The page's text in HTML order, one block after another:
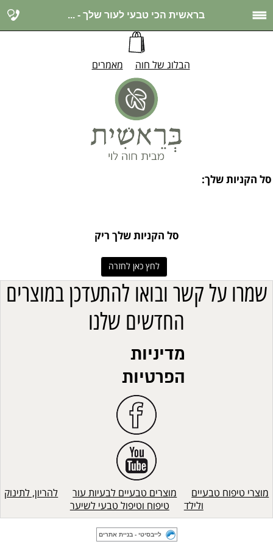
בראשית הכי טבעי לעור שלך - ...
הבלוג של חוה מאמרים
סל הקניות שלך:
סל הקניות שלך ריק
לחץ כאן לחזרה
שמרו על קשר ובואו להתעדכן במוצרים
החדשים שלנו
מוצרי טיפוח טבעיים מוצרים טבעיים לבעיות עור
להריון, לתינוק
ולילד
טיפוח וטיפול טבעי לשיער
מדיניות
הפרטיות
לייבסיטי - בניית אתרים